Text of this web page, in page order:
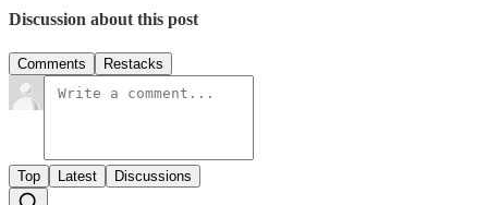
Discussion about this post
Comments Restacks
Top Latest Discussions